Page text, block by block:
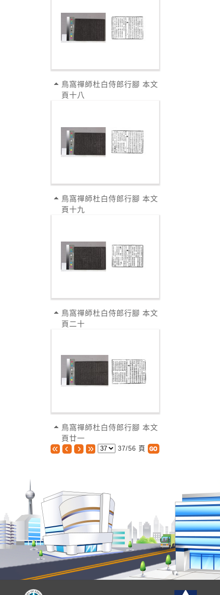
鳥窩禪師杜白侍郎行腳 本文
頁十八
鳥窩禪師杜白侍郎行腳 本文
頁十九
鳥窩禪師杜白侍郎行腳 本文
頁二十
鳥窩禪師杜白侍郎行腳 本文
頁廿一
37/56 頁